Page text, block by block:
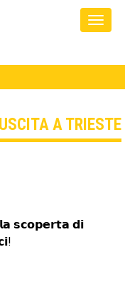
USCITA A TRIESTE
𝘀𝗰𝗼𝗽𝗲𝗿𝘁𝗮 𝗱𝗶